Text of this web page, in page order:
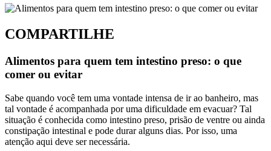
COMPARTILHE
Alimentos para quem tem intestino preso: o que
comer ou evitar
Sabe quando você tem uma vontade intensa de ir ao banheiro, mas
tal vontade é acompanhada por uma dificuldade em evacuar? Tal
situação é conhecida como intestino preso, prisão de ventre ou ainda
constipação intestinal e pode durar alguns dias. Por isso, uma
atenção aqui deve ser necessária.